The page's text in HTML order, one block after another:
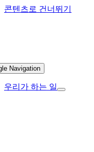
콘텐츠로 건너뛰기
Navigation
우리가 하는 일